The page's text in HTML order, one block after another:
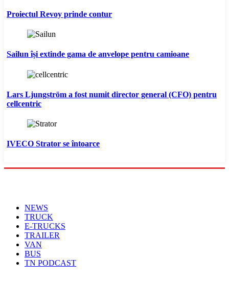
Proiectul Revoy prinde contur
Sailun își extinde gama de anvelope pentru camioane
Lars Ljungström a fost numit director general (CFO) pentru
cellcentric
IVECO Strator se întoarce
NEWS
TRUCK
E-TRUCKS
TRAILER
VAN
BUS
TN PODCAST